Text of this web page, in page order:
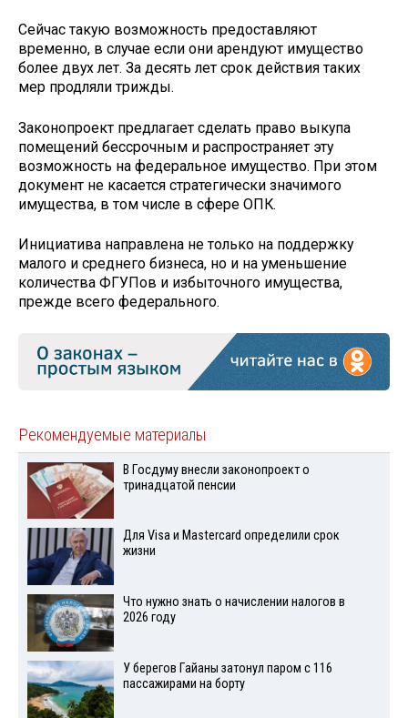
Сейчас такую возможность предоставляют
временно, в случае если они арендуют имущество
более двух лет. За десять лет срок действия таких
мер продляли трижды.
Законопроект предлагает сделать право выкупа
помещений бессрочным и распространяет эту
возможность на федеральное имущество. При этом
документ не касается стратегически значимого
имущества, в том числе в сфере ОПК.
Инициатива направлена не только на поддержку
малого и среднего бизнеса, но и на уменьшение
количества ФГУПов и избыточного имущества,
прежде всего федерального.
Рекомендуемые материалы
В Госдуму внесли законопроект о
тринадцатой пенсии
Для Visа и Mastercard определили срок
жизни
Что нужно знать о начислении налогов в
2026 году
У берегов Гайаны затонул паром с 116
пассажирами на борту